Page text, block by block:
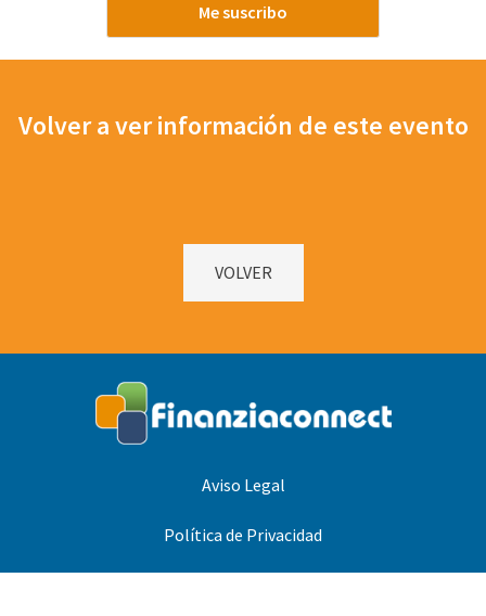
Me suscribo
Volver a ver información de este evento
VOLVER
Aviso Legal
Política de Privacidad